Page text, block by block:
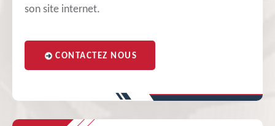
son site internet.
CONTACTEZ NOUS